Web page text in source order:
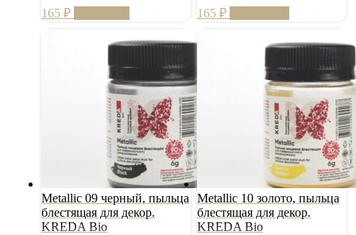
165 ₽ 165 ₽
Metallic 09 черный, пыльца
блестящая для декор.
KREDA Bio
Metallic 10 золото, пыльца
блестящая для декор.
KREDA Bio